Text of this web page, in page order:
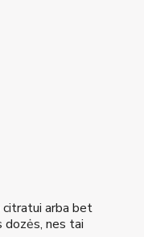
arba bet
dozės, nes tai